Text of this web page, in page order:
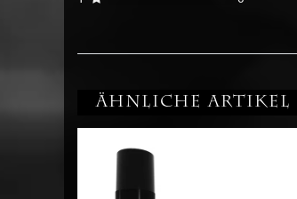
Ähnliche Artikel